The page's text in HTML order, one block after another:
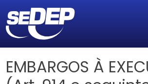
EMBARGOS À